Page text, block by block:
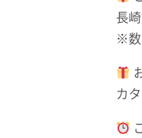
長
※数
カ